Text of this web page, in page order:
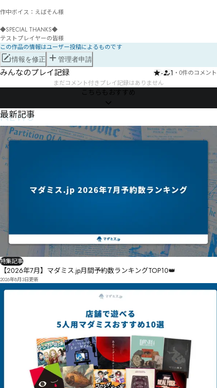
作中ボイス：えばそん様
◆SPECIAL THANKS◆
この作品の情報はユーザー投稿によるものです
情報を修正 管理者申請
みんなのプレイ記録 - 1 ・ 0件のコメント
まだコメント付きプレイ記録はありません
こちらもおすすめ
NEWS
最新記事
特集記事
【2026年7月】マダミス.jp月間予約数ランキングTOP10👑
2026年8月3日更新